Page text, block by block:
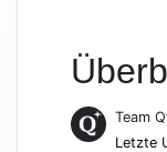
Team
Letzte